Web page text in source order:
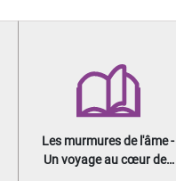
Les murmures de l'âme -
Un voyage au cœur des